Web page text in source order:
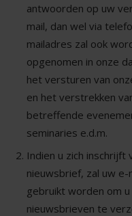
antwoorden op uw
mail, dan wel via
mailadres zal ook
opgenomen in onze
het versturen van
en het verstrekken
betreffende
seminaries e.d.m.
Indien u zich inschrijft
nieuwsbrief, zal uw e-
gebruikt worden om
nieuwsbrieven te